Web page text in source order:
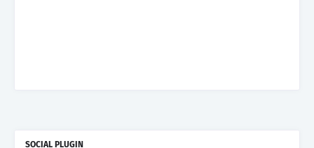
SOCIAL PLUGIN